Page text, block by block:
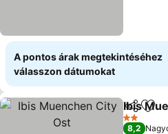
A pontos árak megtekintéséhez
válasszon dátumokat
Ibis
2 Kategória
8,2